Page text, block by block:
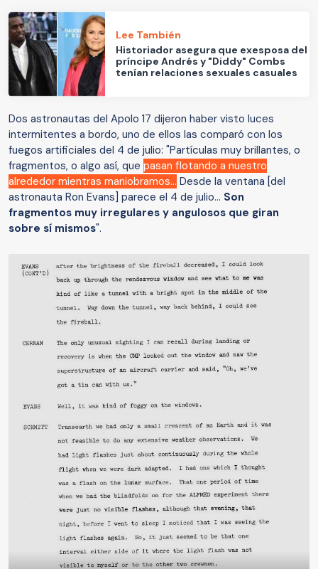
Lee También
Historiador asegura que exesposa del
príncipe Andrés y "Diddy" Combs
tenían relaciones sexuales casuales
Dos astronautas del Apolo 17 dijeron haber visto luces
intermitentes a bordo, uno de ellos las comparó con los
fuegos artificiales del 4 de julio: "Partículas muy brillantes, o
fragmentos, o algo así, que pasan flotando a nuestro
alrededor mientras maniobramos… Desde la ventana [del
astronauta Ron Evans] parece el 4 de julio… Son
fragmentos muy irregulares y angulosos que giran
sobre sí mismos".